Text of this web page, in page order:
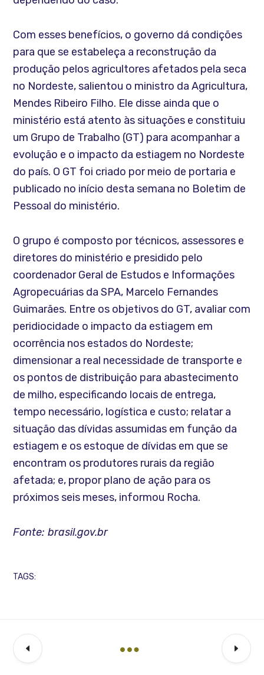
Com esses benefícios, o governo dá condições
para que se estabeleça a reconstrução da
produção pelos agricultores afetados pela seca
no Nordeste, salientou o ministro da Agricultura,
Mendes Ribeiro Filho. Ele disse ainda que o
ministério está atento às situações e constituiu
um Grupo de Trabalho (GT) para acompanhar a
evolução e o impacto da estiagem no Nordeste
do país. O GT foi criado por meio de portaria e
publicado no início desta semana no Boletim de
Pessoal do ministério.
O grupo é composto por técnicos, assessores e
diretores do ministério e presidido pelo
coordenador Geral de Estudos e Informações
Agropecuárias da SPA, Marcelo Fernandes
Guimarães. Entre os objetivos do GT, avaliar com
peridiocidade o impacto da estiagem em
ocorrência nos estados do Nordeste;
dimensionar a real necessidade de transporte e
os pontos de distribuição para abastecimento
de milho, especificando locais de entrega,
tempo necessário, logística e custo; relatar a
situação das dívidas assumidas em função da
estiagem e os estoque de dívidas em que se
encontram os produtores rurais da região
afetada; e, propor plano de ação para os
próximos seis meses, informou Rocha.
Fonte: brasil.gov.br
TAGS: